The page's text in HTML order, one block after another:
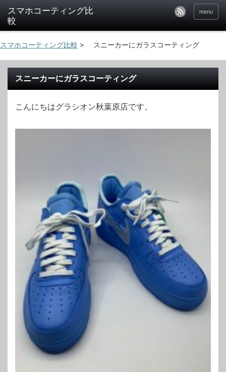
menu
スマホコーティング比較 > スニーカーにガラスコーティング
スニーカーにガラスコーティング
こんにちはグラシオン秋葉原店です。